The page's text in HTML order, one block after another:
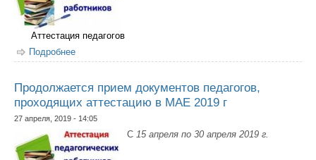
Аттестация педагогов
Подробнее
аттестацию в СЕНТЯБРЕ-ОКТЯБРЕ 2019 года
Продолжается прием документов педагогов,
проходящих аттестацию в МАЕ 2019 г
27 апреля, 2019 - 14:05
С 15 апреля по 30 апреля 2019 г.